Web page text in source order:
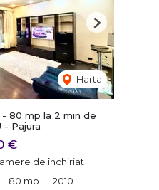
Harta
Next
80 mp la 2 min de
- Pajura
€
de închiriat
80 mp 2010